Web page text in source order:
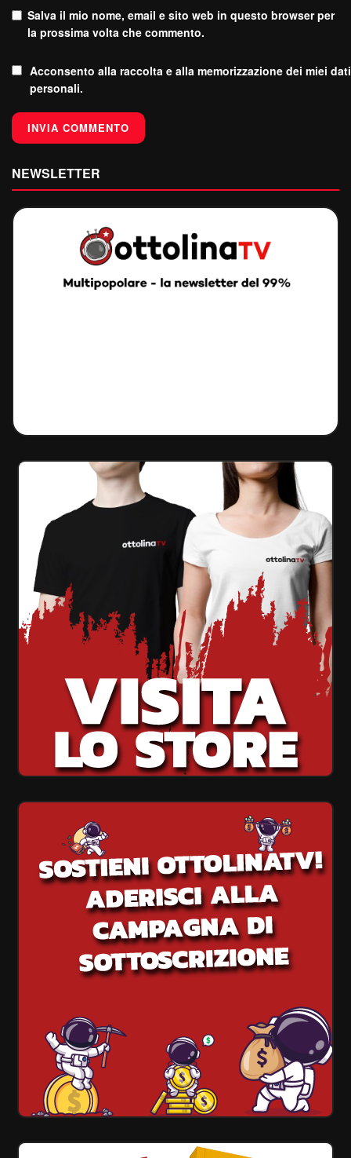
Salva il mio nome, email e sito web in questo browser per
la prossima volta che commento.
Acconsento alla raccolta e alla memorizzazione dei miei dati
personali.
NEWSLETTER